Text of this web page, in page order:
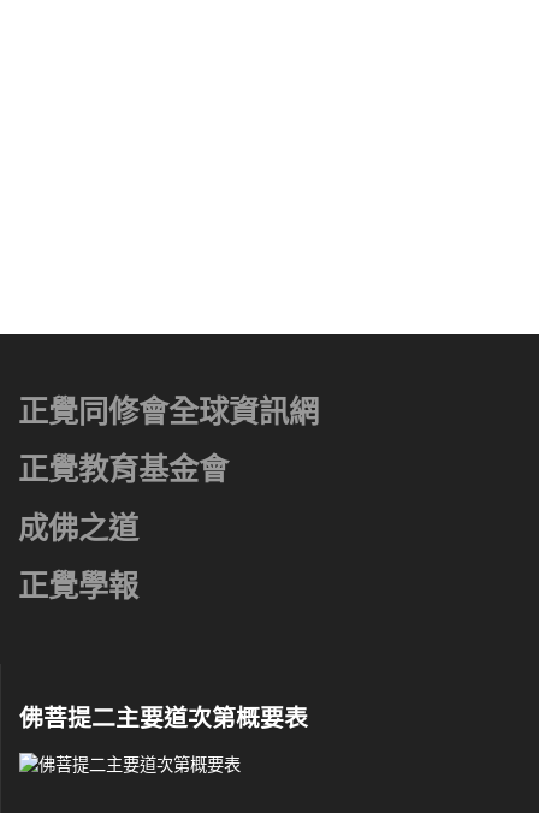
正覺同修會全球資訊網
正覺教育基金會
成佛之道
正覺學報
佛菩提二主要道次第概要表